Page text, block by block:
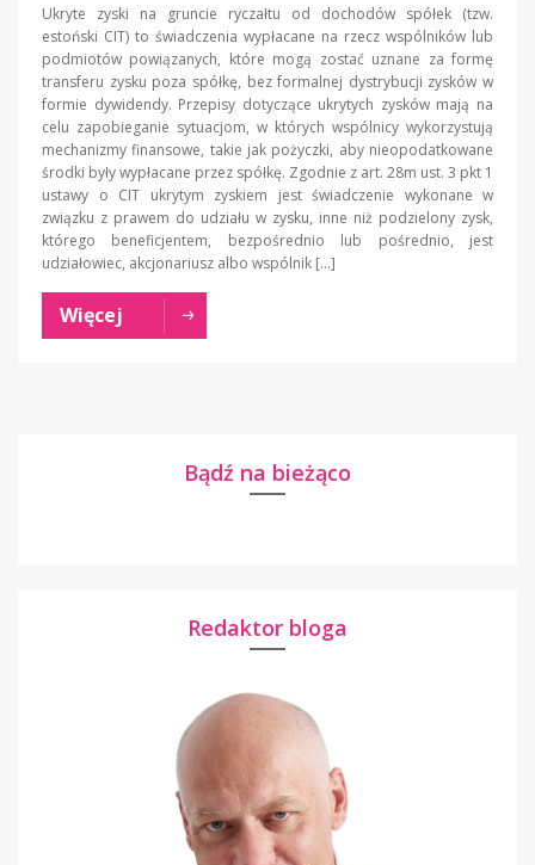
Ukryte zyski na gruncie ryczałtu od dochodów spółek (tzw.
estoński CIT) to świadczenia wypłacane na rzecz wspólników lub
podmiotów powiązanych, które mogą zostać uznane za formę
transferu zysku poza spółkę, bez formalnej dystrybucji zysków w
formie dywidendy. Przepisy dotyczące ukrytych zysków mają na
celu zapobieganie sytuacjom, w których wspólnicy wykorzystują
mechanizmy finansowe, takie jak pożyczki, aby nieopodatkowane
środki były wypłacane przez spółkę. Zgodnie z art. 28m ust. 3 pkt 1
ustawy o CIT ukrytym zyskiem jest świadczenie wykonane w
związku z prawem do udziału w zysku, inne niż podzielony zysk,
którego beneficjentem, bezpośrednio lub pośrednio, jest
udziałowiec, akcjonariusz albo wspólnik […]
Więcej
Bądź na bieżąco
Redaktor bloga